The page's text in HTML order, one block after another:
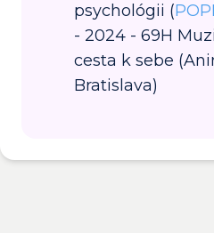
psychológii (
- 2024 - 69H
cesta k sebe
Bratislava)